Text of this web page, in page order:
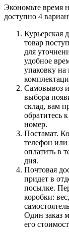
Экономьте время
доступно 4
Курьерская
товар
для
удобное
упаковку на
Самовывоз
выбора
склад, вам
обратитесь
номер.
Постамат.
телефон
оплатить в
дня.
Почтовая
придет в
посылке.
коробки:
Один заказ
его